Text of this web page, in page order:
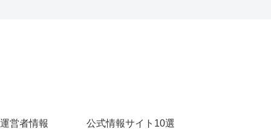
運営者情報 公式情報サイト10選